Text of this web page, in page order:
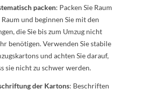
packen: Packen Sie Raum
und beginnen Sie mit den
die Sie bis zum Umzug nicht
benötigen. Verwenden Sie stabile
und achten Sie darauf,
sie nicht zu schwer werden.
der Kartons: Beschriften